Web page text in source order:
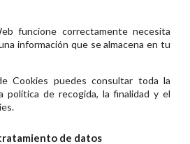
funcione correctamente necesita
información que se almacena en tu
Cookies puedes consultar toda la
política de recogida, la finalidad y el
de datos